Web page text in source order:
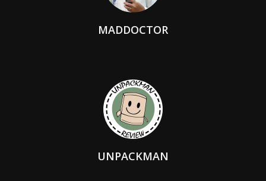
MADDOCTOR
UNPACKMAN